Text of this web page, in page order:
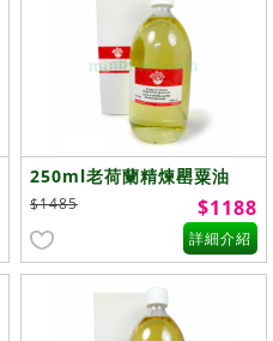
250ml老荷蘭精煉罌粟油
Poppy oil
refined(E1105)
$1485 $1188
詳細介紹